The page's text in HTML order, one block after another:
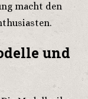
macht den
und